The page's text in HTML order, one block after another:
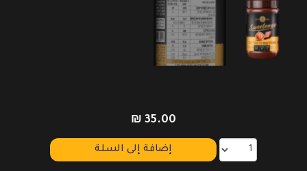
₪ 35.00
إضافة إلى السلة